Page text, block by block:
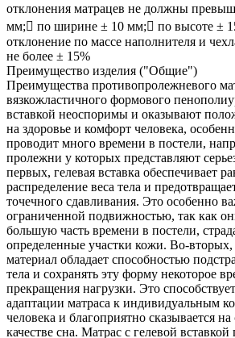
отклонения матрацев не должны
мм; по ширине ± 10 мм; по высоте ±
отклонение по массе наполнителя и
не более ± 15%
Преимущество изделия ("Общие")
Преимущества противопролежневого
вязкожластичного формового
вставкой неоспоримы и оказывают
на здоровье и комфорт человека,
проводит много времени в постели,
пролежни у которых представляют
первых, гелевая вставка обеспечивает
распределение веса тела и
точечного сдавливания. Это особенно
ограниченной подвижностью, так как
большую часть времени в постели,
определенные участки кожи. Во-вторых,
материал обладает способностью
тела и сохранять эту форму некоторое
прекращения нагрузки. Это
адаптации матраса к индивидуальным
человека и благоприятно сказывается
качестве сна. Матрас с гелевой вставкой